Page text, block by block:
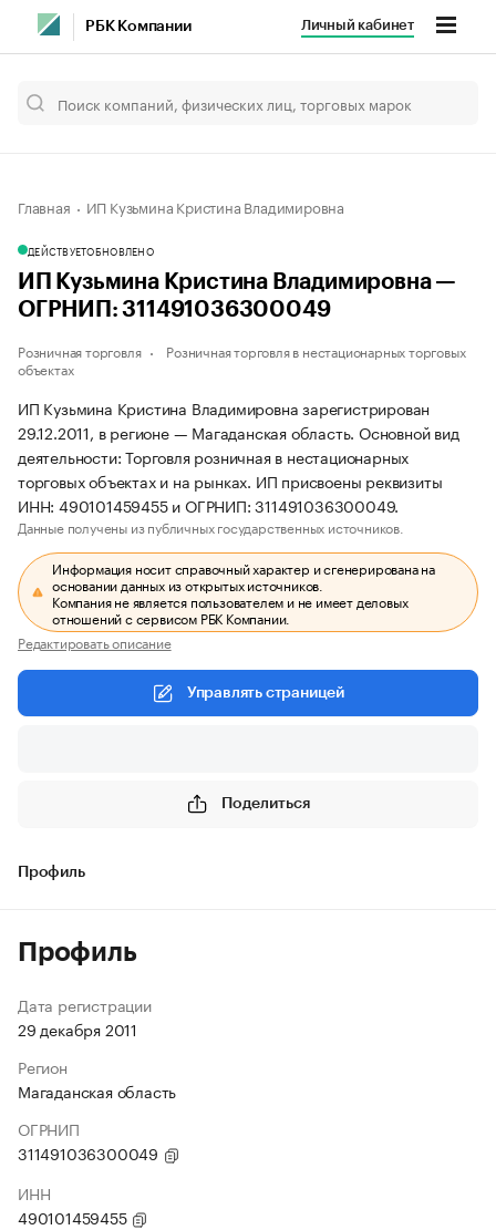
РБК Компании Личный кабинет
Главная ИП Кузьмина Кристина Владимировна
ДЕЙСТВУЕТОБНОВЛЕНО
ИП Кузьмина Кристина Владимировна —
ОГРНИП: 311491036300049
Розничная торговля
Розничная торговля в нестационарных торговых
объектах
ИП Кузьмина Кристина Владимировна зарегистрирован
29.12.2011, в регионе — Магаданская область. Основной вид
деятельности: Торговля розничная в нестационарных
торговых объектах и на рынках. ИП присвоены реквизиты
ИНН: 490101459455 и ОГРНИП: 311491036300049.
Данные получены из публичных государственных источников.
Информация носит справочный характер и сгенерирована на
основании данных из открытых источников.
Компания не является пользователем и не имеет деловых
отношений с сервисом РБК Компании.
Редактировать описание
Управлять страницей
Поделиться
Профиль
Профиль
Дата регистрации
29 декабря 2011
Регион
Магаданская область
ОГРНИП
311491036300049
ИНН
490101459455